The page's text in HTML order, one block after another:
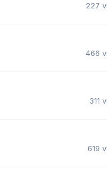
227
466
311
619